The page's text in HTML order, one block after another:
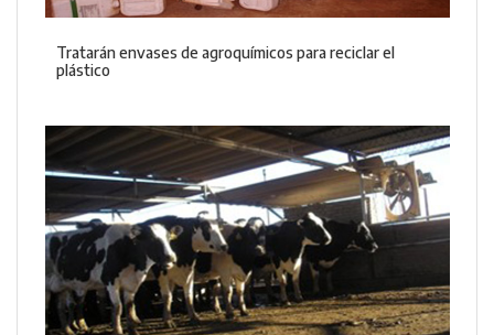
Tratarán envases de agroquímicos para reciclar el
plástico